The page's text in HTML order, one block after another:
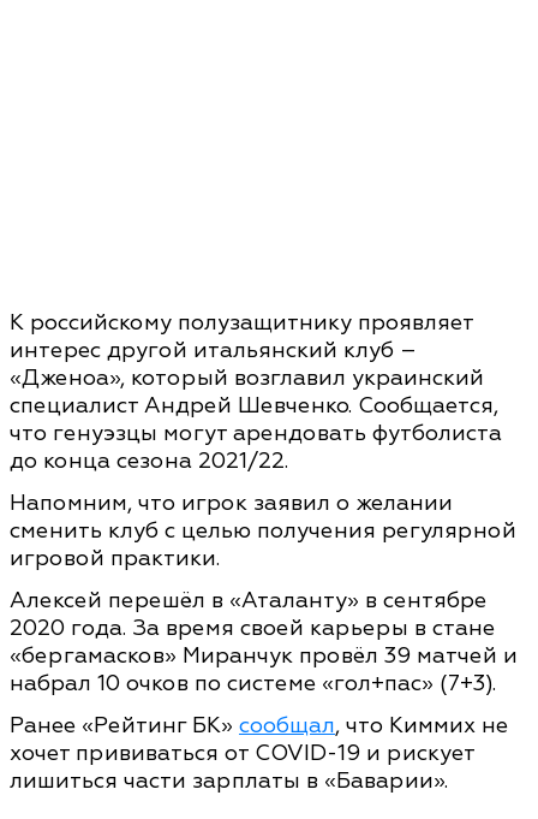
К российскому полузащитнику проявляет
интерес другой итальянский клуб –
«Дженоа», который возглавил украинский
специалист Андрей Шевченко. Сообщается,
что генуэзцы могут арендовать футболиста
до конца сезона 2021/22.
Напомним, что игрок заявил о желании
сменить клуб с целью получения регулярной
игровой практики.
Алексей перешёл в «Аталанту» в сентябре
2020 года. За время своей карьеры в стане
«бергамасков» Миранчук провёл 39 матчей и
набрал 10 очков по системе «гол+пас» (7+3).
Ранее «Рейтинг БК» сообщал, что Киммих не
хочет прививаться от COVID-19 и рискует
лишиться части зарплаты в «Баварии».